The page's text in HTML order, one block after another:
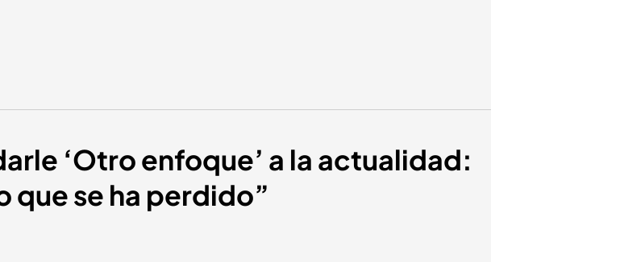
‘Otro enfoque’ a la actualidad:
que se ha perdido”